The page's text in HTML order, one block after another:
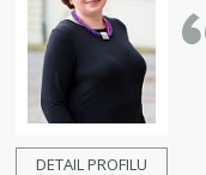
DETAIL PROFILU